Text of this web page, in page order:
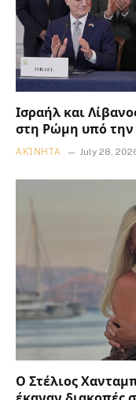
Ισραήλ και
στη Ρώμη υπό την
ΑΚΊΝΗΤΑ July 28,
Ο Στέλιος